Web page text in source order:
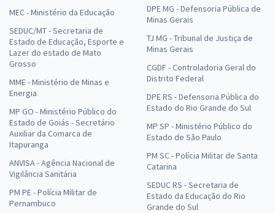
MEC - Ministério da Educação
SEDUC/MT - Secretaria de
Estado de Educação, Esporte e
Lazer do estado de Mato
Grosso
MME - Ministério de Minas e
Energia
MP GO - Ministério Público do
Estado de Goiás - Secretário
Auxiliar da Comarca de
Itapuranga
ANVISA - Agência Nacional de
Vigilância Sanitária
PM PE - Polícia Militar de
Pernambuco
DPE MG - Defensoria Pública de
Minas Gerais
TJ MG - Tribunal de Justiça de
Minas Gerais
CGDF - Controladoria Geral do
Distrito Federal
DPE RS - Defensoria Pública do
Estado do Rio Grande do Sul
MP SP - Ministério Público do
Estado de São Paulo
PM SC - Polícia Militar de Santa
Catarina
SEDUC RS - Secretaria de
Estado da Educação do Rio
Grande do Sul